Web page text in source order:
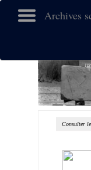
Archives
Consulter